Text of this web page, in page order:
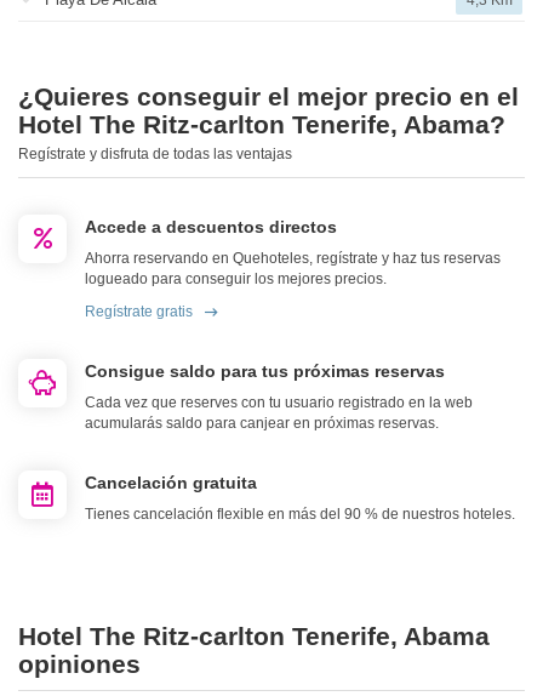
¿Quieres conseguir el mejor precio en el
Hotel The Ritz-carlton Tenerife, Abama?
Regístrate y disfruta de todas las ventajas
Accede a descuentos directos
Ahorra reservando en Quehoteles, regístrate y haz tus reservas
logueado para conseguir los mejores precios.
Regístrate gratis
Consigue saldo para tus próximas reservas
Cada vez que reserves con tu usuario registrado en la web
acumularás saldo para canjear en próximas reservas.
Cancelación gratuita
Tienes cancelación flexible en más del 90 % de nuestros hoteles.
Hotel The Ritz-carlton Tenerife, Abama
opiniones